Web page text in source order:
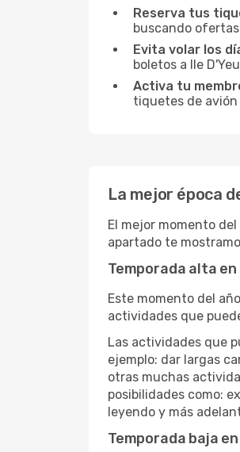
Reserva tus
buscando
Evita volar los
boletos a Ile
Activa tu
tiquetes de
La mejor época
El mejor momento
apartado te
Temporada alta en
Este momento del
actividades que
Las actividades que
ejemplo: dar largas
otras muchas
posibilidades como:
leyendo y más
Temporada baja en